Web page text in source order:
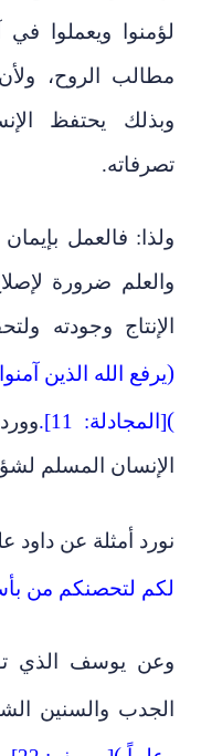
لؤمنوا ويعملوا في
مطالب الروح،
وبذلك يحتفظ
تصرفاته.
ولذا: فالعمل بإيمان
والعلم ضرورة
الإنتاج وجودته
)يرفع الله الذين
([المجادلة: 11].
الإنسان المسلم
نورد أمثلة عن داود
لكم لتحصنكم من
وعن يوسف الذي
الجدب والسنين